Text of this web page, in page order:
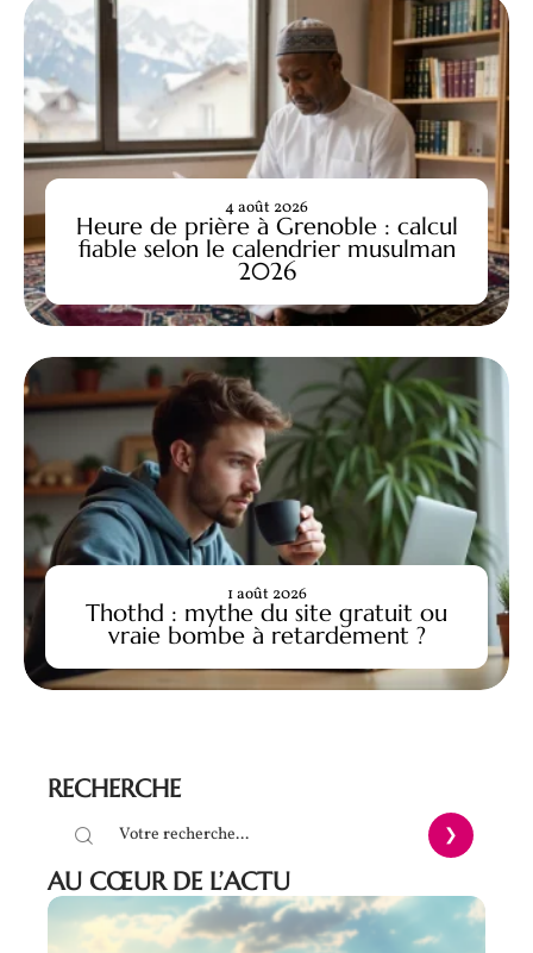
Heure de prière à Grenoble : calcul
fiable selon le calendrier musulman
2026
4 août 2026
Thothd : mythe du site gratuit ou
vraie bombe à retardement ?
1 août 2026
RECHERCHE
AU CŒUR DE L’ACTU